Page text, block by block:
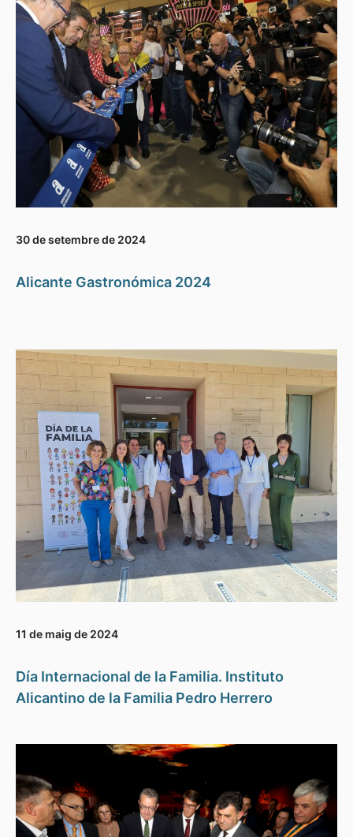
30 de setembre de 2024
Alicante Gastronómica 2024
11 de maig de 2024
Día Internacional de la Familia. Instituto
Alicantino de la Familia Pedro Herrero